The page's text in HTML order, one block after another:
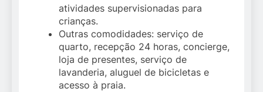
atividades supervisionadas para
crianças.
Outras comodidades: serviço de
quarto, recepção 24 horas, concierge,
loja de presentes, serviço de
lavanderia, aluguel de bicicletas e
acesso à praia.